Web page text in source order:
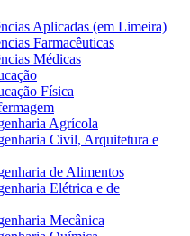
Aplicadas (em Limeira)
Farmacêuticas
Médicas
Física
Agrícola
Civil, Arquitetura e
de Alimentos
Elétrica e de
Mecânica